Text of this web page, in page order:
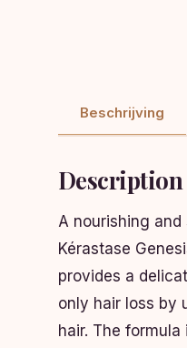
Beschrijving
Description
A nourishing
Kérastase
provides a
only hair loss by
hair. The